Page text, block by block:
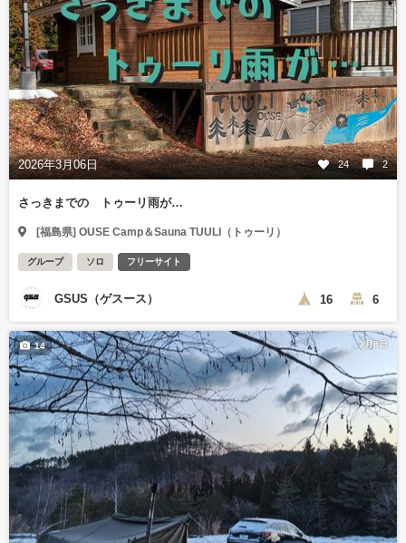
2026年3月06日 24 2
さっきまでの トゥーリ雨が…
[福島県] OUSE Camp＆Sauna TUULI（トゥーリ）
グループ ソロ フリーサイト
GSUS（ゲスース） 16 6
3月8日
14